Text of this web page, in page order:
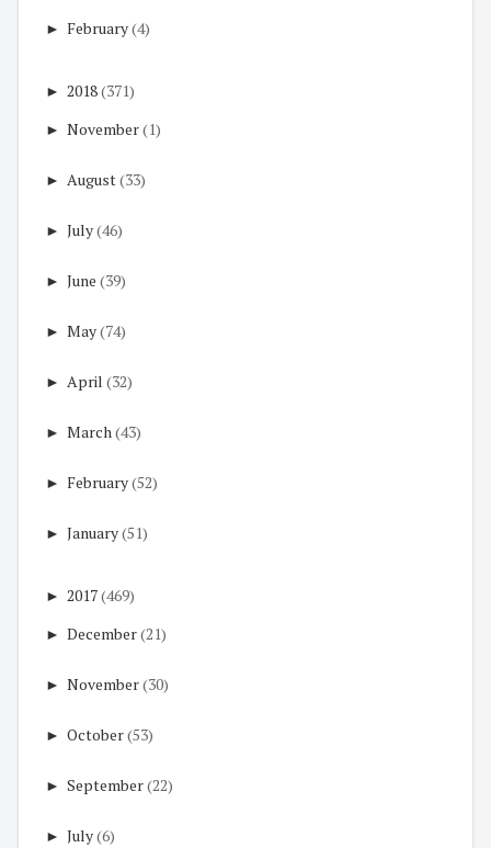
► February(4)
► 2018(371)
► November(1)
► August(33)
► July(46)
► June (39)
► May(74)
► April (32)
► March(43)
► February(52)
► January(51)
► 2017(469)
► December(21)
► November(30)
► October(53)
► September(22)
► July(6)